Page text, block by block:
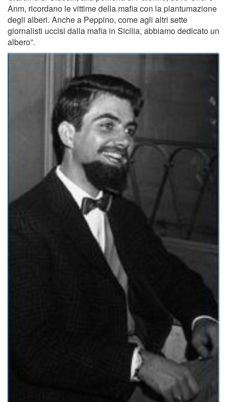
Anm, ricordano le vittime della mafia con la piantumazione
degli alberi. Anche a Peppino, come agli altri sette
giornalisti uccisi dalla mafia in Sicilia, abbiamo dedicato un
albero”.